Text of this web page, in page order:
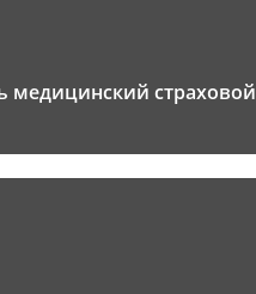
медицинский страховой